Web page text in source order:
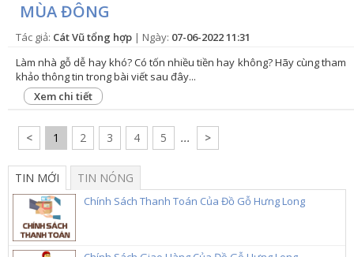
MÙA ĐÔNG
Tác giả: Cát Vũ tổng hợp | Ngày: 07-06-2022 11:31
Làm nhà gỗ dễ hay khó? Có tốn nhiều tiền hay không? Hãy cùng tham
khảo thông tin trong bài viết sau đây...
Xem chi tiết
< 1 2 3 4 5 ... >
TIN MỚI TIN NÓNG
Chính Sách Thanh Toán Của Đồ Gỗ Hưng Long